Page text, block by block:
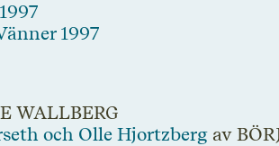
1997
WALLBERG
och Olle Hjortzberg av